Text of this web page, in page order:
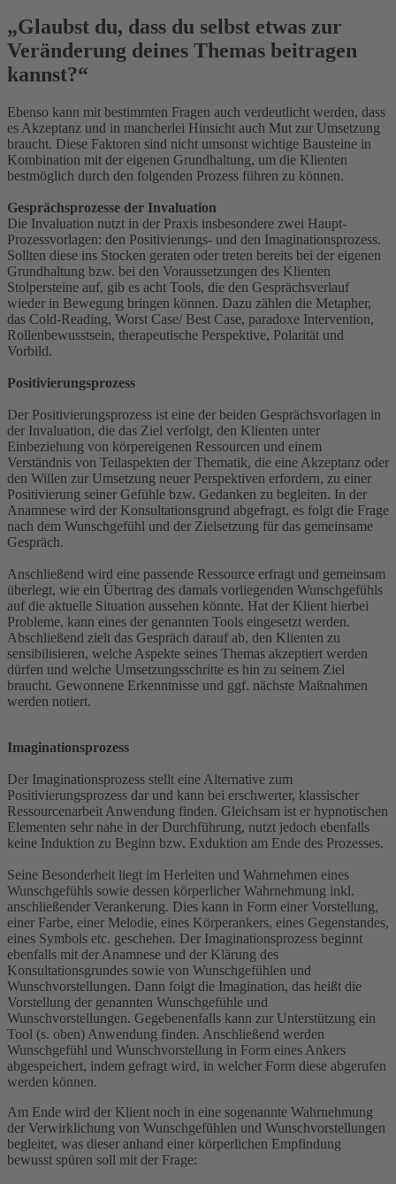
„Glaubst du, dass du selbst etwas zur
Veränderung deines Themas beitragen
kannst?“
Ebenso kann mit bestimmten Fragen auch verdeutlicht werden, dass
es Akzeptanz und in mancherlei Hinsicht auch Mut zur Umsetzung
braucht. Diese Faktoren sind nicht umsonst wichtige Bausteine in
Kombination mit der eigenen Grundhaltung, um die Klienten
bestmöglich durch den folgenden Prozess führen zu können.
Gesprächsprozesse der Invaluation
Die Invaluation nutzt in der Praxis insbesondere zwei Haupt-
Prozessvorlagen: den Positivierungs- und den Imaginationsprozess.
Sollten diese ins Stocken geraten oder treten bereits bei der eigenen
Grundhaltung bzw. bei den Voraussetzungen des Klienten
Stolpersteine auf, gib es acht Tools, die den Gesprächsverlauf
wieder in Bewegung bringen können. Dazu zählen die Metapher,
das Cold-Reading, Worst Case/ Best Case, paradoxe Intervention,
Rollenbewusstsein, therapeutische Perspektive, Polarität und
Vorbild.
Positivierungsprozess
Der Positivierungsprozess ist eine der beiden Gesprächsvorlagen in
der Invaluation, die das Ziel verfolgt, den Klienten unter
Einbeziehung von körpereigenen Ressourcen und einem
Verständnis von Teilaspekten der Thematik, die eine Akzeptanz oder
den Willen zur Umsetzung neuer Perspektiven erfordern, zu einer
Positivierung seiner Gefühle bzw. Gedanken zu begleiten. In der
Anamnese wird der Konsultationsgrund abgefragt, es folgt die Frage
nach dem Wunschgefühl und der Zielsetzung für das gemeinsame
Gespräch.
Anschließend wird eine passende Ressource erfragt und gemeinsam
überlegt, wie ein Übertrag des damals vorliegenden Wunschgefühls
auf die aktuelle Situation aussehen könnte. Hat der Klient hierbei
Probleme, kann eines der genannten Tools eingesetzt werden.
Abschließend zielt das Gespräch darauf ab, den Klienten zu
sensibilisieren, welche Aspekte seines Themas akzeptiert werden
dürfen und welche Umsetzungsschritte es hin zu seinem Ziel
braucht. Gewonnene Erkenntnisse und ggf. nächste Maßnahmen
werden notiert.
Imaginationsprozess
Der Imaginationsprozess stellt eine Alternative zum
Positivierungsprozess dar und kann bei erschwerter, klassischer
Ressourcenarbeit Anwendung finden. Gleichsam ist er hypnotischen
Elementen sehr nahe in der Durchführung, nutzt jedoch ebenfalls
keine Induktion zu Beginn bzw. Exduktion am Ende des Prozesses.
Seine Besonderheit liegt im Herleiten und Wahrnehmen eines
Wunschgefühls sowie dessen körperlicher Wahrnehmung inkl.
anschließender Verankerung. Dies kann in Form einer Vorstellung,
einer Farbe, einer Melodie, eines Körperankers, eines Gegenstandes,
eines Symbols etc. geschehen. Der Imaginationsprozess beginnt
ebenfalls mit der Anamnese und der Klärung des
Konsultationsgrundes sowie von Wunschgefühlen und
Wunschvorstellungen. Dann folgt die Imagination, das heißt die
Vorstellung der genannten Wunschgefühle und
Wunschvorstellungen. Gegebenenfalls kann zur Unterstützung ein
Tool (s. oben) Anwendung finden. Anschließend werden
Wunschgefühl und Wunschvorstellung in Form eines Ankers
abgespeichert, indem gefragt wird, in welcher Form diese abgerufen
werden können.
Am Ende wird der Klient noch in eine sogenannte Wahrnehmung
der Verwirklichung von Wunschgefühlen und Wunschvorstellungen
begleitet, was dieser anhand einer körperlichen Empfindung
bewusst spüren soll mit der Frage: